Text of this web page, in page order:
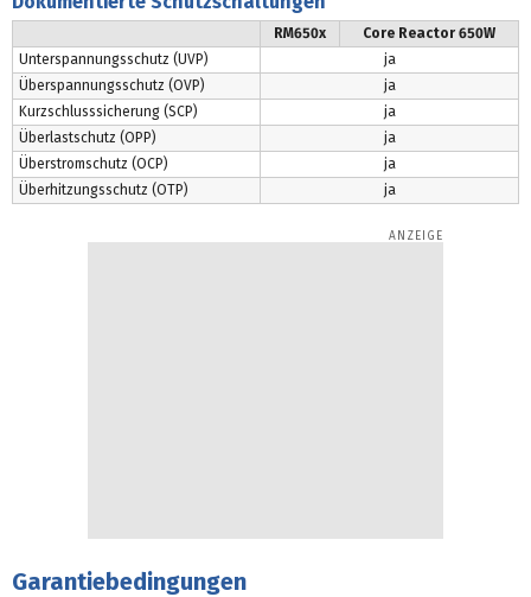
RM650x
Core Reactor 650W
Unterspannungsschutz (UVP)
ja
Überspannungsschutz (OVP)
ja
Kurzschlusssicherung (SCP)
ja
Überlastschutz (OPP)
ja
Überstromschutz (OCP)
ja
Überhitzungsschutz (OTP)
ja
Garantiebedingungen